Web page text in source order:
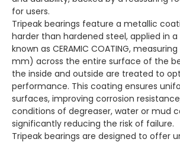
for users.
Tripeak bearings feature a metallic
harder than hardened steel, applied in a
known as CERAMIC COATING,
mm) across the entire surface of the
the inside and outside are treated to
performance. This coating ensures
surfaces, improving corrosion
conditions of degreaser, water or mud
significantly reducing the risk of failure.
Tripeak bearings are designed to offer